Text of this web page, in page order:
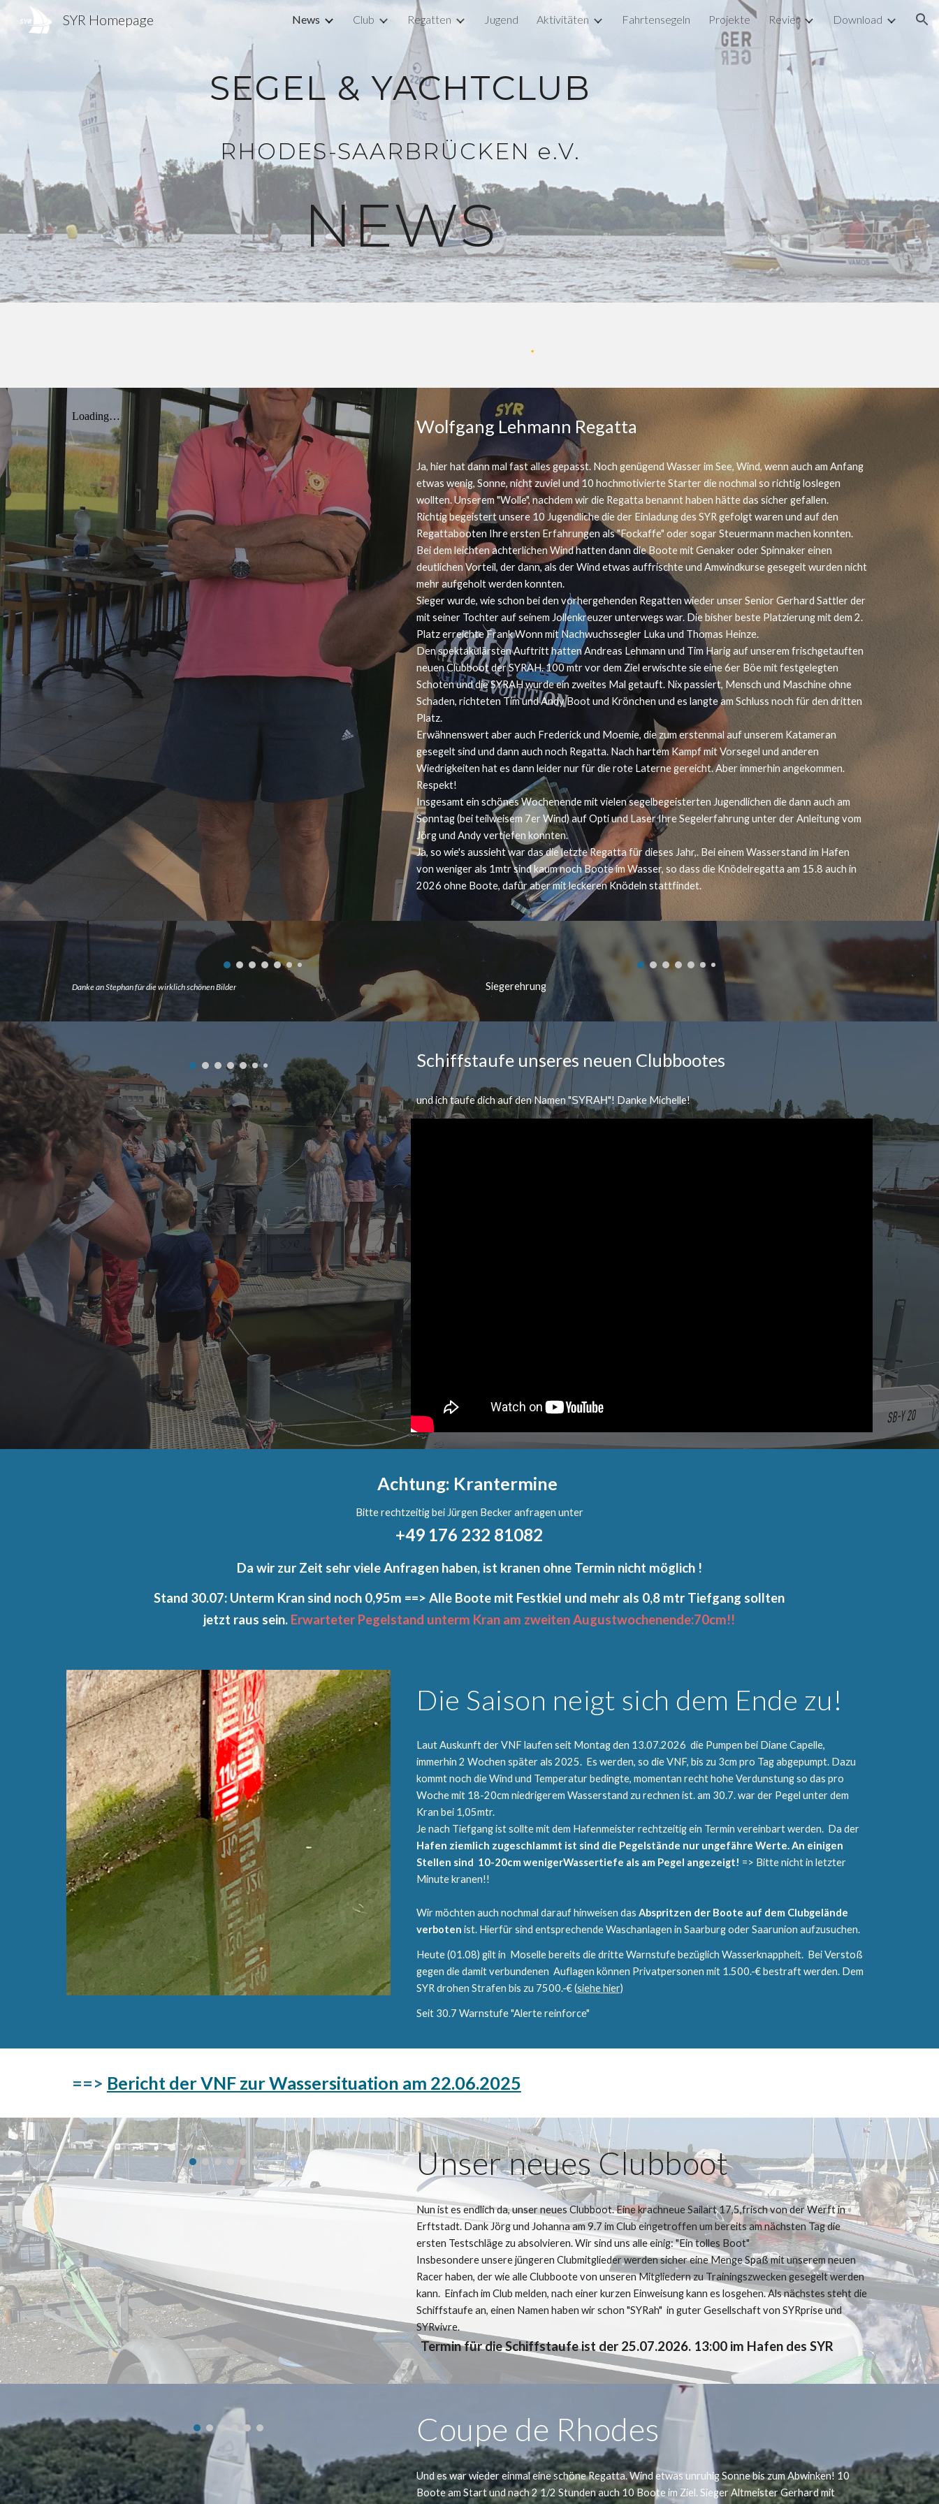
Skip to main content Skip to navigation
SYR Homepage News Club Regatten Jugend Aktivitäten Fahrtensegeln Projekte Revier Download
SEGEL & YACHTCLUB
RHODES-SAARBRÜCKEN e.V.
NEWS
Wolfgang Lehmann Regatta
Ja, hier hat dann mal fast alles gepasst. Noch genügend Wasser im See, Wind, wenn auch am Anfang
etwas wenig, Sonne, nicht zuviel und 10 hochmotivierte Starter die nochmal so richtig loslegen
wollten. Unserem "Wolle", nachdem wir die Regatta benannt haben hätte das sicher gefallen.
Richtig begeistert unsere 10 Jugendliche die der Einladung des SYR gefolgt waren und auf den
Regattabooten Ihre ersten Erfahrungen als "Fockaffe" oder sogar Steuermann machen konnten.
Bei dem leichten achterlichen Wind hatten dann die Boote mit Genaker oder Spinnaker einen
deutlichen Vorteil, der dann, als der Wind etwas auffrischte und Amwindkurse gesegelt wurden nicht
mehr aufgeholt werden konnten.
Sieger wurde, wie schon bei den vorhergehenden Regatten wieder unser Senior Gerhard Sattler der
mit seiner Tochter auf seinem Jollenkreuzer unterwegs war. Die bisher beste Platzierung mit dem 2.
Platz erreichte Frank Wonn mit Nachwuchssegler Luka und Thomas Heinze.
Den spektakulärsten Auftritt hatten Andreas Lehmann und Tim Harig auf unserem frischgetauften
neuen Clubboot der SYRAH. 100 mtr vor dem Ziel erwischte sie eine 6er Böe mit festgelegten
Schoten und die SYRAH wurde ein zweites Mal getauft. Nix passiert, Mensch und Maschine ohne
Schaden, richteten Tim und Andy Boot und Krönchen und es langte am Schluss noch für den dritten
Platz.
Erwähnenswert aber auch Frederick und Moemie, die zum erstenmal auf unserem Katameran
gesegelt sind und dann auch noch Regatta. Nach hartem Kampf mit Vorsegel und anderen
Wiedrigkeiten hat es dann leider nur für die rote Laterne gereicht. Aber immerhin angekommen.
Respekt!
Insgesamt ein schönes Wochenende mit vielen segelbegeisterten Jugendlichen die dann auch am
Sonntag (bei teilweisem 7er Wind) auf Opti und Laser Ihre Segelerfahrung unter der Anleitung vom
Jörg und Andy vertiefen konnten.
Ja, so wie's aussieht war das die letzte Regatta für dieses Jahr,. Bei einem Wasserstand im Hafen
von weniger als 1mtr sind kaum noch Boote im Wasser, so dass die Knödelregatta am 15.8 auch in
2026 ohne Boote, dafür aber mit leckeren Knödeln stattfindet.
Danke an Stephan für die wirklich schönen Bilder Siegerehrung
Schiffstaufe unseres neuen Clubbootes
und ich taufe dich auf den Namen "SYRAH"! Danke Michelle!
Achtung: Krantermine
Bitte rechtzeitig bei Jürgen Becker anfragen unter
+49 176 232 81082
Da wir zur Zeit sehr viele Anfragen haben, ist kranen ohne Termin nicht möglich !
Stand 30.07: Unterm Kran sind noch 0,95m ==> Alle Boote mit Festkiel und mehr als 0,8 mtr Tiefgang sollten
jetzt raus sein. Erwarteter Pegelstand unterm Kran am zweiten Augustwochenende:70cm!!
Die Saison neigt sich dem Ende zu!
Laut Auskunft der VNF laufen seit Montag den 13.07.2026 die Pumpen bei Diane Capelle,
immerhin 2 Wochen später als 2025. Es werden, so die VNF, bis zu 3cm pro Tag abgepumpt. Dazu
kommt noch die Wind und Temperatur bedingte, momentan recht hohe Verdunstung so das pro
Woche mit 18-20cm niedrigerem Wasserstand zu rechnen ist. am 30.7. war der Pegel unter dem
Kran bei 1,05mtr.
Je nach Tiefgang ist sollte mit dem Hafenmeister rechtzeitig ein Termin vereinbartwerden. Da der
Hafen ziemlich zugeschlammt ist sind die Pegelstände nur ungefähre Werte. An einigen
Stellen sind 10-20cm wenigerWassertiefe als am Pegel angezeigt! => Bitte nicht in letzter
Minute kranen!!
Wir möchten auch nochmal darauf hinweisen dasAbspritzen der Boote auf dem Clubgelände
verboten ist. Hierfür sind entsprechende Waschanlagen in Saarburg oder Saarunion aufzusuchen.
Heute (01.08) gilt in Moselle bereits die dritte Warnstufe bezüglich Wasserknappheit. Bei Verstoß
gegen die damit verbundenen Auflagen können Privatpersonen mit 1.500.-€ bestraft werden. Dem
SYR drohen Strafen bis zu 7500.-€ (siehe hier)
Seit 30.7 Warnstufe "Alerte reinforce"
==> Bericht der VNF zur Wassersituation am 22.06.2025
Unser neues Clubboot
Nun ist es endlich da, unser neues Clubboot. Eine krachneue Sailart 17,5,frisch von der Werft in
Erftstadt. Dank Jörg und Johanna am 9.7 im Club eingetroffen um bereits am nächsten Tag die
ersten Testschläge zu absolvieren. Wir sind uns alle einig: "Ein tolles Boot"
Insbesondere unsere jüngeren Clubmitglieder werden sicher eine Menge Spaß mit unserem neuen
Racer haben, der wie alle Clubboote von unseren Mitgliedern zu Trainingszwecken gesegelt werden
kann. Einfach im Club melden, nach einer kurzen Einweisung kann es losgehen. Als nächstes steht die
Schiffstaufe an, einen Namen haben wir schon "SYRah" in guter Gesellschaft von SYRprise und
SYRvivre.
Termin für die Schiffstaufe ist der 25.07.2026. 13:00 im Hafen des SYR
Coupe de Rhodes
Und es war wieder einmal eine schöne Regatta. Wind etwas unruhig Sonne bis zum Abwinken! 10
Boote am Start und nach 2 1/2 Stunden auch 10 Boote im Ziel. Sieger Altmeister Gerhard mit